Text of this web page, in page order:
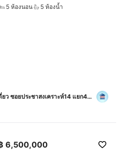
5 ห้องนอน
5 ห้องน้ำ
ว ซอยประชาสงเคราะห์14 แยก4
6,500,000